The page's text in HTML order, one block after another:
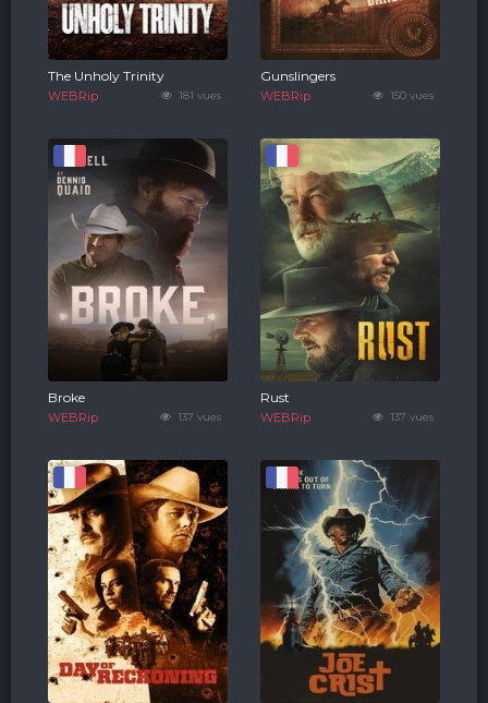
181 vues
The Unholy Trinity
WEBRip 150 vues
Gunslingers
WEBRip
137 vues
Broke
WEBRip 137 vues
Rust
WEBRip